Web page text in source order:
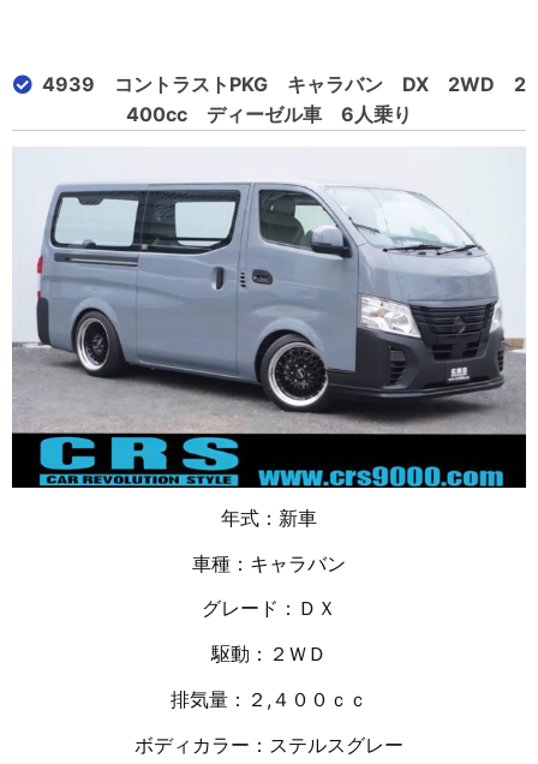
4939 コントラストPKG キャラバン DX 2WD 2
400cc ディーゼル車 6人乗り
年式：新車
車種：キャラバン
グレード：ＤＸ
駆動：２ＷＤ
排気量：２ ,４００ｃｃ
ボディカラー：ステルスグレー